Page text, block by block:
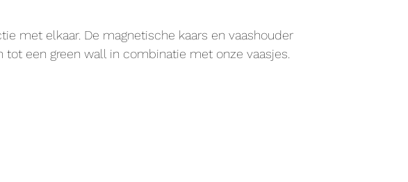
met elkaar. De magnetische kaars en vaashouder
een green wall in combinatie met onze vaasjes.